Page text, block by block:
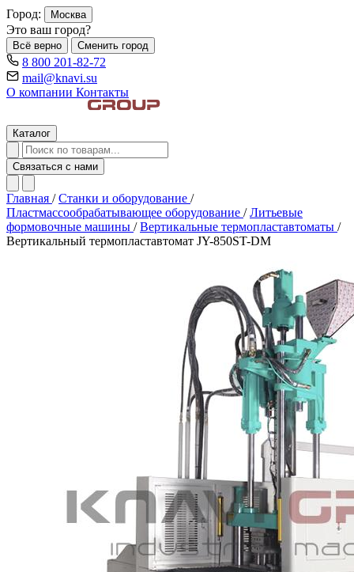
Город: Москва
Это ваш город?
Всё верно Сменить город
8 800 201-82-72
mail@knavi.su
О компании Контакты
Каталог
Связаться с нами
Главная / Станки и оборудование /
Пластмассообрабатывающее оборудование / Литьевые
формовочные машины / Вертикальные термопластавтоматы /
Вертикальный термопластавтомат JY-850ST-DM